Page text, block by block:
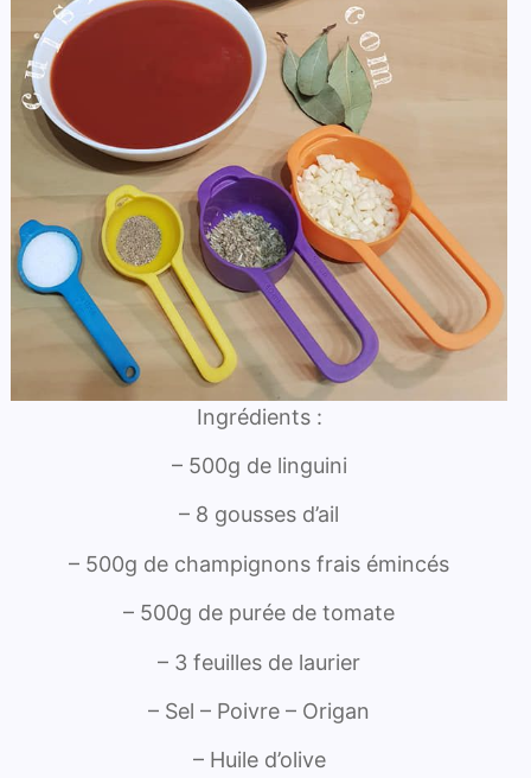
Ingrédients :
– 500g de linguini
– 8 gousses d’ail
– 500g de champignons frais émincés
– 500g de purée de tomate
– 3 feuilles de laurier
– Sel – Poivre – Origan
– Huile d’olive